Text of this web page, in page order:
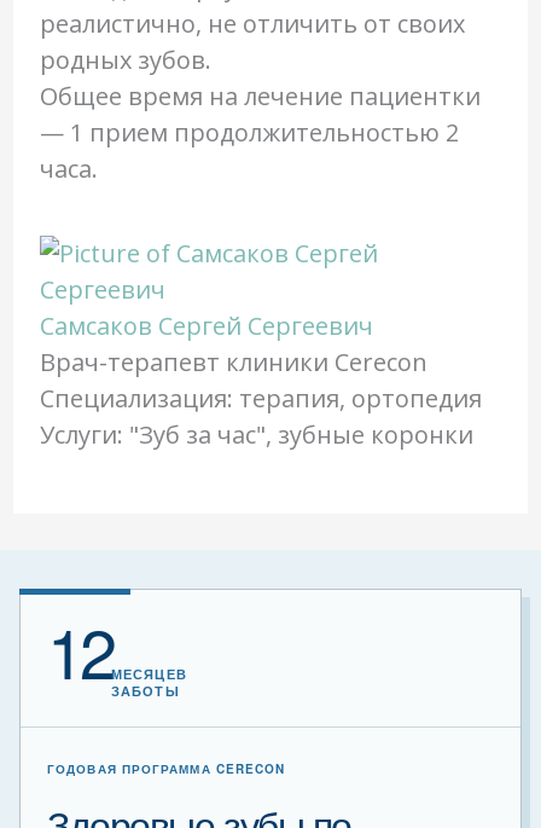
реалистично, не отличить от своих
родных зубов.
Общее время на лечение пациентки
— 1 прием продолжительностью 2
часа.
Самсаков Сергей Сергеевич
Врач-терапевт клиники Cerecon
Специализация: терапия, ортопедия
Услуги: "Зуб за час", зубные коронки
12МЕСЯЦЕВ
ЗАБОТЫ
ГОДОВАЯ ПРОГРАММА CERECON